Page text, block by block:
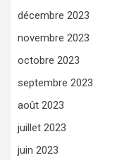
décembre 2023
novembre 2023
octobre 2023
septembre 2023
août 2023
juillet 2023
juin 2023